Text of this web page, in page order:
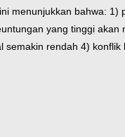
menunjukkan bahwa:
yang tinggi akan
rendah 4)